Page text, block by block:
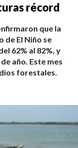
récord
que la
de El Niño se
62% al 82%, y
año. Este mes
forestales.